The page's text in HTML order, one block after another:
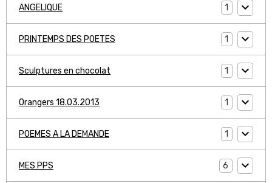
ANGELIQUE 1
PRINTEMPS DES POETES 1
Sculptures en chocolat 1
Orangers 18.03.2013 1
POEMES A LA DEMANDE 1
MES PPS 6